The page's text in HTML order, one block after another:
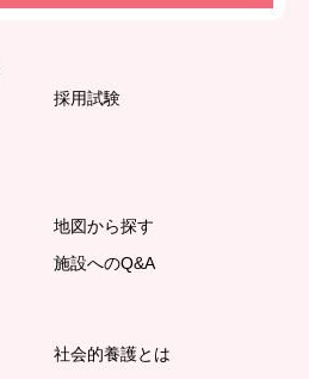
採用試験
地図から探す
施設へのQ&A
社会的養護とは